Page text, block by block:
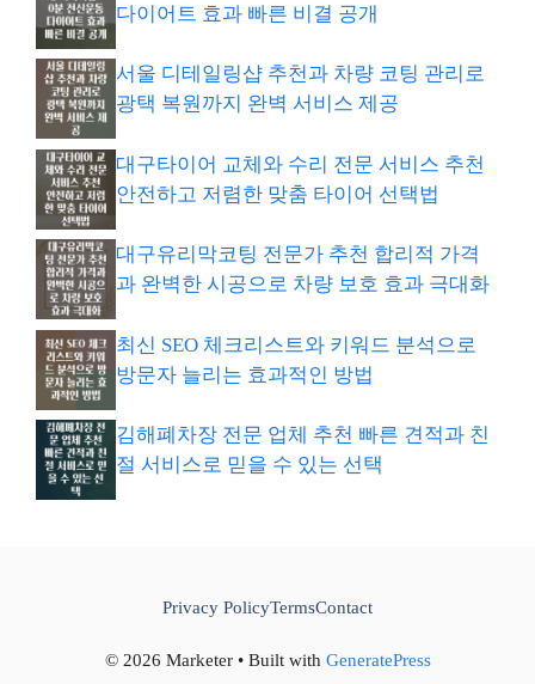
다이어트 효과 빠른 비결 공개
서울 디테일링샵 추천과 차량 코팅 관리로
광택 복원까지 완벽 서비스 제공
대구타이어 교체와 수리 전문 서비스 추천
안전하고 저렴한 맞춤 타이어 선택법
대구유리막코팅 전문가 추천 합리적 가격
과 완벽한 시공으로 차량 보호 효과 극대화
최신 SEO 체크리스트와 키워드 분석으로
방문자 늘리는 효과적인 방법
김해폐차장 전문 업체 추천 빠른 견적과 친
절 서비스로 믿을 수 있는 선택
© 2026 Marketer • Built with GeneratePress
Privacy PolicyTermsContact